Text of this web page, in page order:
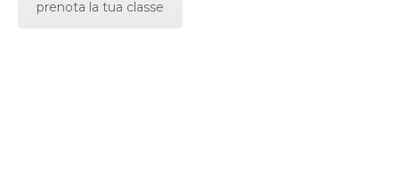
prenota la tua classe